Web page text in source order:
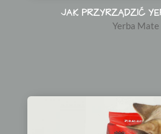
JAK PRZYRZĄDZIĆ
Yerba Mate